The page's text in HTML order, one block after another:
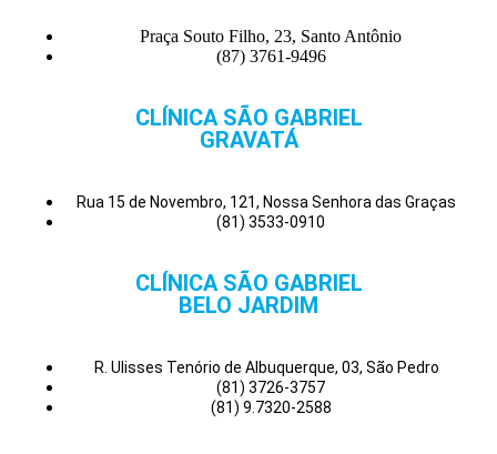
Praça Souto Filho, 23, Santo Antônio
(87) 3761-9496
CLÍNICA SÃO GABRIEL
GRAVATÁ
Rua 15 de Novembro, 121, Nossa Senhora das Graças
(81) 3533-0910
CLÍNICA SÃO GABRIEL
BELO JARDIM
R. Ulisses Tenório de Albuquerque, 03, São Pedro
(81) 3726-3757
(81) 9.7320-2588